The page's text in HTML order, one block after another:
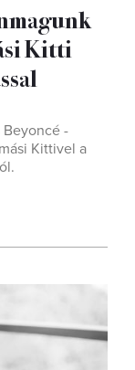
Kitti
Beyoncé -
Kittivel a